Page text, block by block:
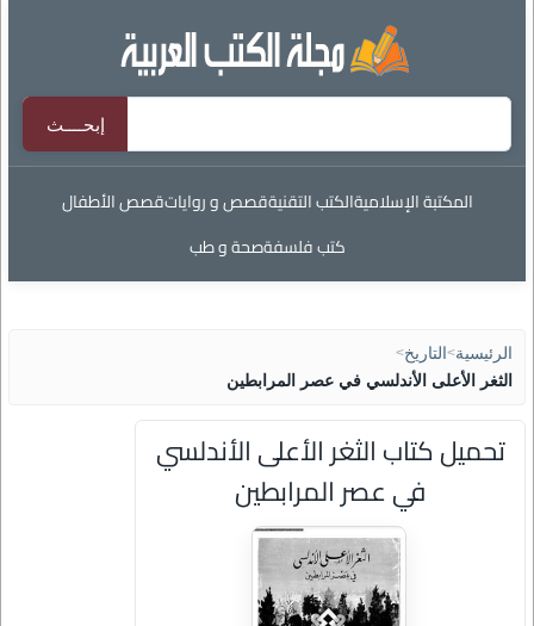
المكتبة الإسلاميةالكتب التقنيةقصص و رواياتقصص الأطفال
كتب فلسفةصحة و طب
الرئيسية> التاريخ>
الثغر الأعلى الأندلسي في عصر المرابطين
تحميل كتاب الثغر الأعلى الأندلسي
في عصر المرابطين